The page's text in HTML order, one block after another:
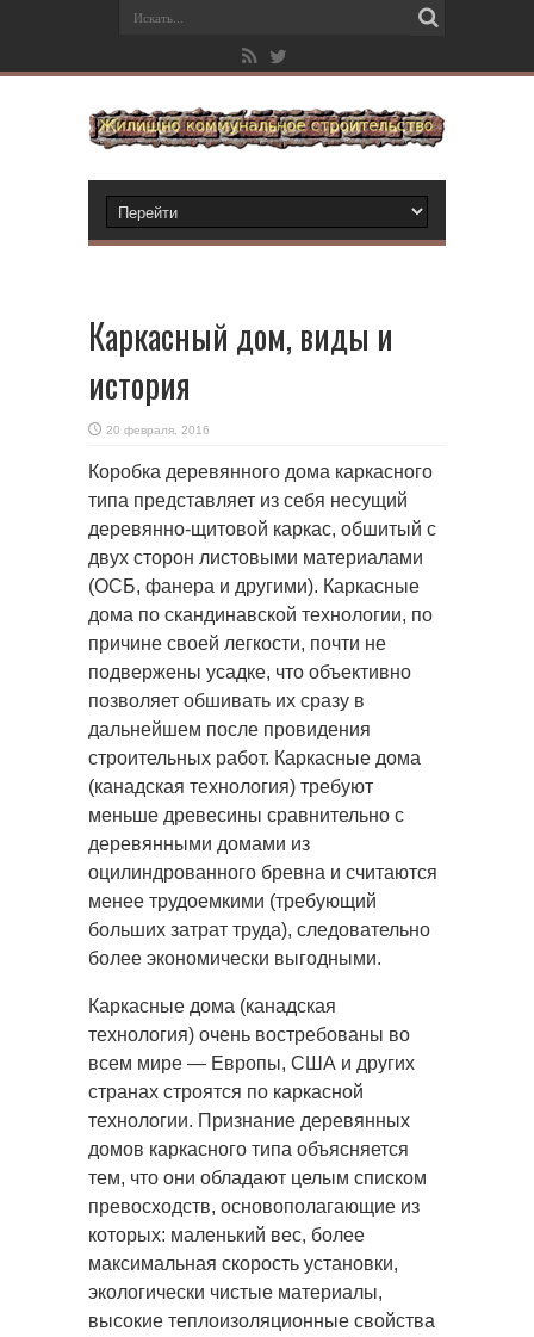
Каркасный дом, виды и
история
20 февраля, 2016
Коробка деревянного дома каркасного
типа представляет из себя несущий
деревянно-щитовой каркас, обшитый с
двух сторон листовыми материалами
(ОСБ, фанера и другими). Каркасные
дома по скандинавской технологии, по
причине своей легкости, почти не
подвержены усадке, что объективно
позволяет обшивать их сразу в
дальнейшем после провидения
строительных работ. Каркасные дома
(канадская технология) требуют
меньше древесины сравнительно с
деревянными домами из
оцилиндрованного бревна и считаются
менее трудоемкими (требующий
больших затрат труда), следовательно
более экономически выгодными.
Каркасные дома (канадская
технология) очень востребованы во
всем мире — Европы, США и других
странах строятся по каркасной
технологии. Признание деревянных
домов каркасного типа объясняется
тем, что они обладают целым списком
превосходств, основополагающие из
которых: маленький вес, более
максимальная скорость установки,
экологически чистые материалы,
высокие теплоизоляционные свойства